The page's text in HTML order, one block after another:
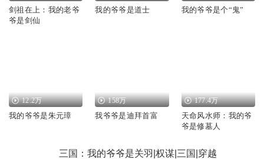
剑祖在上：我的老爷
爷是剑仙
我的爷爷是道士 我的爷爷是个“鬼”
12.2万
我的爷爷是朱元璋
158万
我爷爷是迪拜首富
177.4万
天命风水师：我的爷
爷是修墓人
三国：我的爷爷是关羽|权谋|三国|穿越